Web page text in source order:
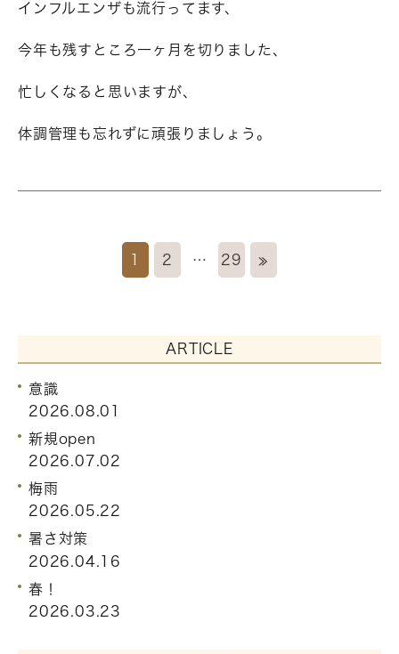
インフルエンザも流行ってます、
今年も残すところ一ヶ月を切りました、
忙しくなると思いますが、
体調管理も忘れずに頑張りましょう。
1 2 … 29 ≫
ARTICLE
意識
2026.08.01
新規open
2026.07.02
梅雨
2026.05.22
暑さ対策
2026.04.16
春！
2026.03.23